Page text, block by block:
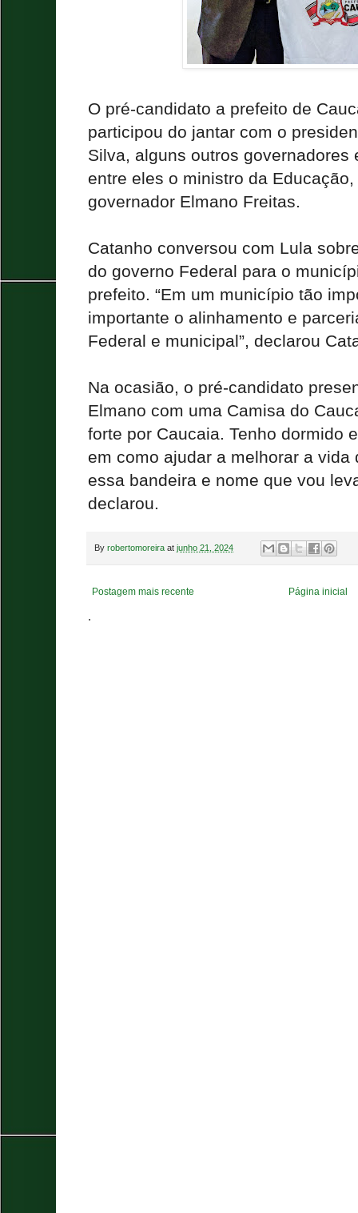
O pré-candidato a prefeito de
participou do jantar com o
Silva, alguns outros governadores
entre eles o ministro da
governador Elmano Freitas.
Catanho conversou com Lula
do governo Federal para o
prefeito. “Em um município tão
importante o alinhamento e
Federal e municipal”, declarou
Na ocasião, o pré-candidato
Elmano com uma Camisa do
forte por Caucaia. Tenho dormido
em como ajudar a melhorar a vida
essa bandeira e nome que vou
declarou.
By robertomoreira at junho 21, 2024
Postagem mais recente Página inicial
.